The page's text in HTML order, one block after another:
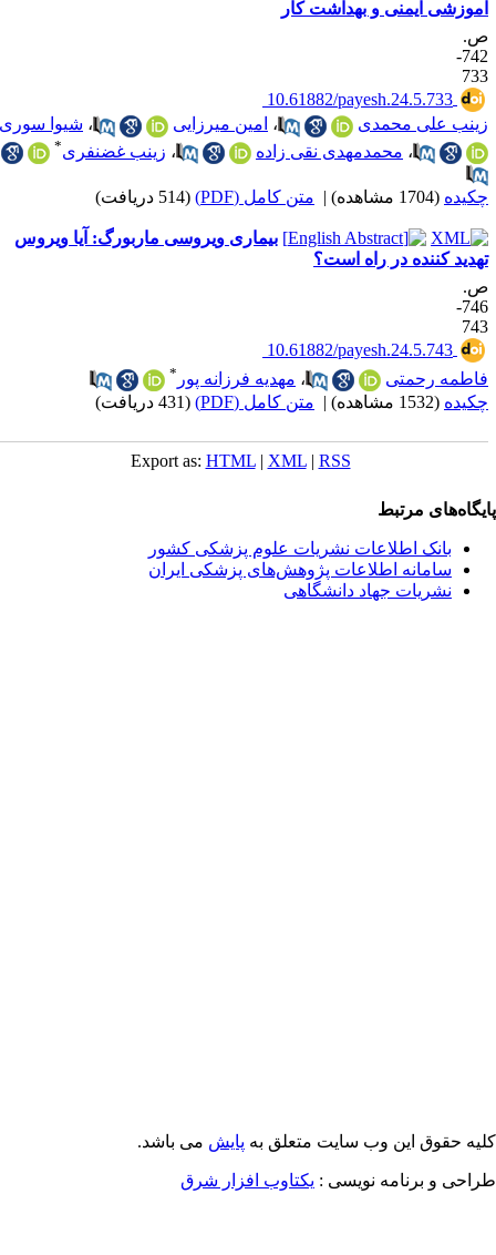
ایمنی و بهداشت کار
742-
‎ 10.61882/payesh.24.5.733
علی محمدی
،امین میرزایی ،شیوا سوری
،محمدمهدی نقی زاده ،زینب غضنفری
(1704 مشاهده) | متن کامل (PDF) (514 دریافت)
بیماری ویروسی ماربورگ: آیا ویروس
کننده در راه است؟
746-
‎ 10.61882/payesh.24.5.743
رحمتی
،مهدیه فرزانه پور
(1532 مشاهده) | متن کامل (PDF) (431 دریافت)
Export as:HTML |XML|RSS
مرتبط
بانک اطلاعات نشریات علوم پزشکی کشور
سامانه اطلاعات پژوهش‌های پزشکی ایران
نشریات جهاد دانشگاهی
حقوق این وب سایت متعلق بهپایشمی باشد.
و برنامه نویسی : یکتاوب افزار شرق